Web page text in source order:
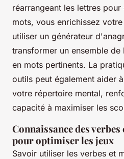
réarrangeant les lettres
mots, vous enrichissez
utiliser un générateur
transformer un ensemble
en mots pertinents. La
outils peut également aider
votre répertoire mental,
capacité à maximiser les
Connaissance des
pour optimiser les jeux
Savoir utiliser les verbes et